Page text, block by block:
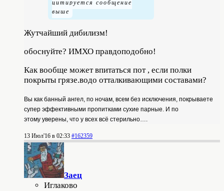
Жутчайший дибилизм!
обоснуйте? ИМХО правдоподобно!
Как вообще может впитаться пот , если полки
покрыты грязе.водо отталкивающими составами?
Вы как банный ангел, по ночам, всем без исключения, покрываете
супер эффективными пропитками сухие парные. И по
этому уверены, что у всех всё стерильно….
13 Июл'16 в 02:33 #162359
Заец
Иглаково